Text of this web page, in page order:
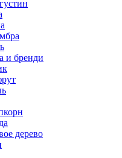
и бренди
дерево